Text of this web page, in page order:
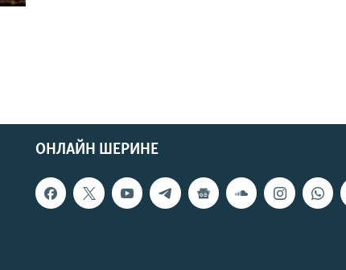
ОНЛАЙН ШЕРИНЕ